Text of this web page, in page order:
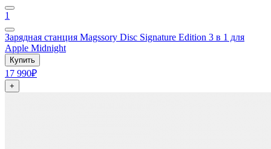
1
Зарядная станция Magssory Disc Signature Edition 3 в 1 для
Apple Midnight
Купить
17 990₽
+